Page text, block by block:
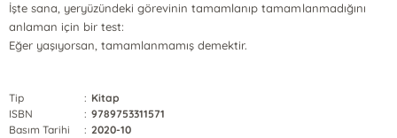
İşte sana, yeryüzündeki görevinin tamamlanıp tamamlanmadığını
anlaman için bir test:
Eğer yaşıyorsan, tamamlanmamış demektir.
Tip : Kitap
ISBN
: 9789753311571
Basım Tarihi
: 2020-10